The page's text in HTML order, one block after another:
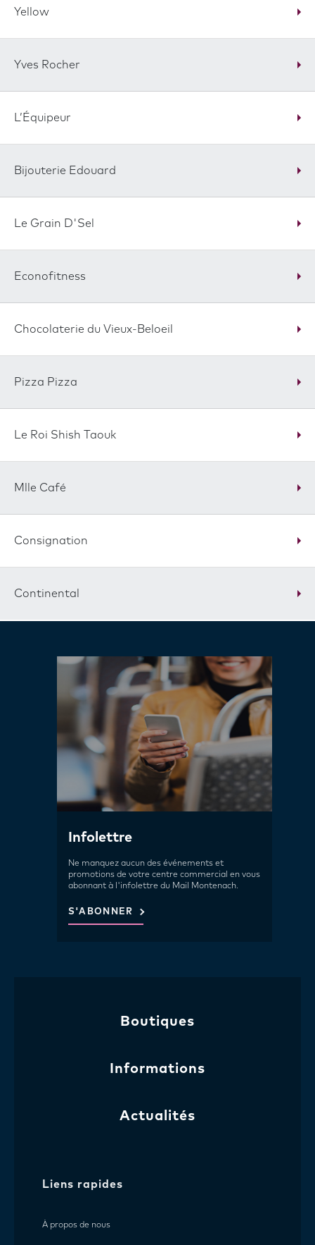
Yellow
Yves Rocher
L’Équipeur
Bijouterie Edouard
Le Grain D'Sel
Econofitness
Chocolaterie du Vieux-Beloeil
Pizza Pizza
Le Roi Shish Taouk
Mlle Café
Consignation
Continental
Infolettre
Ne manquez aucun des événements et
promotions de votre centre commercial en vous
abonnant à l'infolettre du Mail Montenach.
S'ABONNER
Boutiques
Informations
Actualités
Liens rapides
À propos de nous